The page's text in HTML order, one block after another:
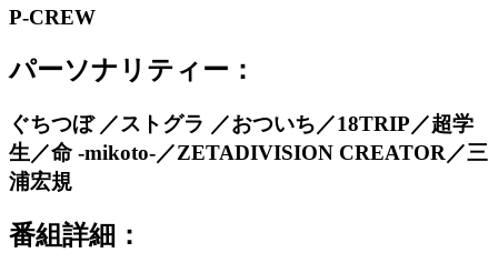
P-CREW
パーソナリティー：
ぐちつぼ ／ストグラ ／おついち／18TRIP／超学
生／命 -mikoto-／ZETADIVISION CREATOR／三
浦宏規
番組詳細：